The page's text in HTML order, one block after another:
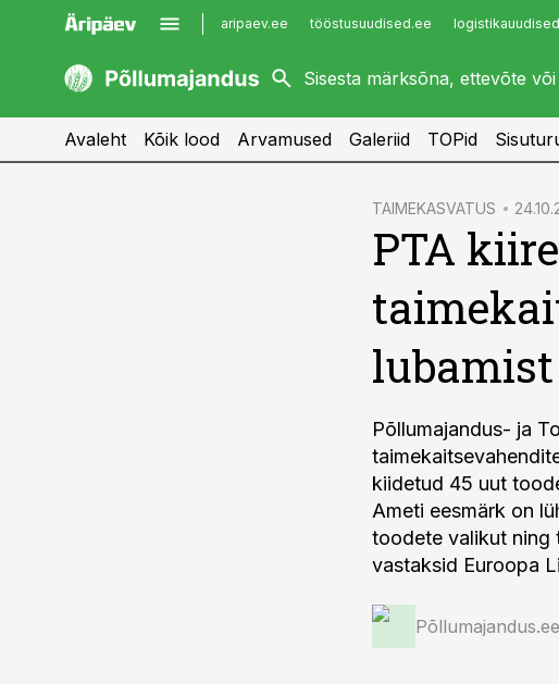
aripaev.ee tööstusuudised.ee
kaubandus.ee
kinnisvarauudised.ee
imelineajalugu.ee
Avaleht Kõik lood Arvamused Galeriid TOPid
TAIMEKASVATUS
PTA
lubamist
Põllumajandus- ja
kiidetud 45 uut
Ameti eesmärk on
toodete valikut ning
vastaksid Euroopa
Põllumajandus.ee